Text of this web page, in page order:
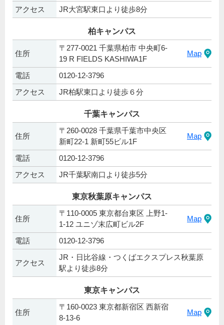
アクセス
JR大宮駅東口より徒歩8分
柏キャンパス
住所
〒277-0021 千葉県柏市 中央町6-
19 R FIELDS KASHIWA1F
Map
電話
0120-12-3796
アクセス
JR柏駅東口より徒歩６分
千葉キャンパス
住所
〒260-0028 千葉県千葉市中央区
新町22-1 新町55ビル1F
Map
電話
0120-12-3796
アクセス
JR千葉駅南口より徒歩5分
東京秋葉原キャンパス
住所
〒110-0005 東京都台東区 上野1-
1-12 ユニゾ末広町ビル2F
Map
電話 0120-12-3796
アクセス
JR・日比谷線・つくばエクスプレス秋葉原
駅より徒歩8分
東京キャンパス
住所
〒160-0023 東京都新宿区 西新宿
8-13-6
Map